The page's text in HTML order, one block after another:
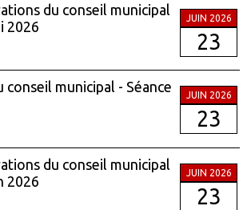
du conseil municipal
2026
JUIN 2026
23
conseil municipal - Séance
JUIN 2026
23
du conseil municipal
2026
JUIN 2026
23